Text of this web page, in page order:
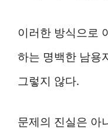
이러한 방식으로
하는 명백한 남용
그렇지 않다.
문제의 진실은 아